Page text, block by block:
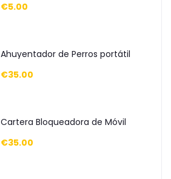
€5.00
Ahuyentador de Perros portátil
€35.00
Cartera Bloqueadora de Móvil
€35.00